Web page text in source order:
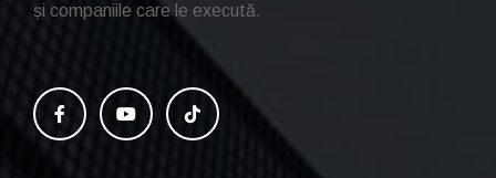
și companiile care le execută.